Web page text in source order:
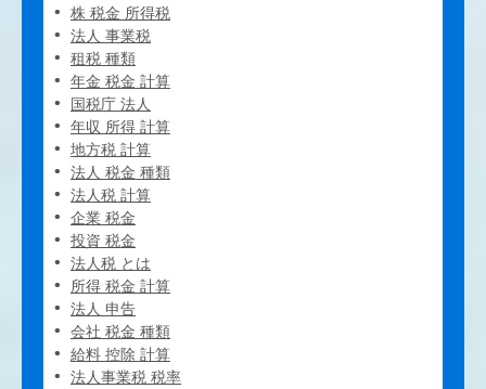
株 税金 所得税
法人 事業税
租税 種類
年金 税金 計算
国税庁 法人
年収 所得 計算
地方税 計算
法人 税金 種類
法人税 計算
企業 税金
投資 税金
法人税 とは
所得 税金 計算
法人 申告
会社 税金 種類
給料 控除 計算
法人事業税 税率